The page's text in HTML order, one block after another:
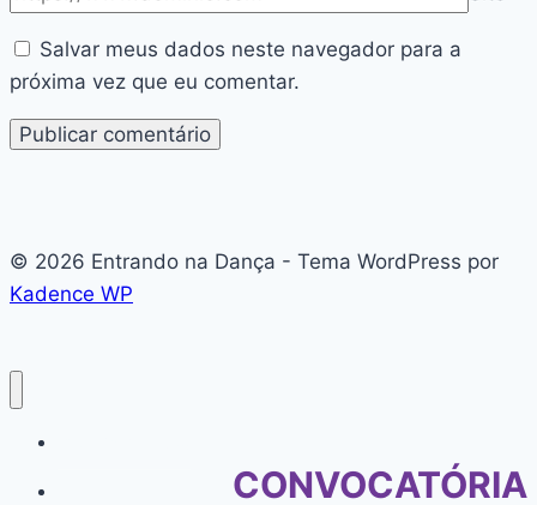
Salvar meus dados neste navegador para a
próxima vez que eu comentar.
© 2026 Entrando na Dança - Tema WordPress por
Kadence WP
CONVOCATÓRIA